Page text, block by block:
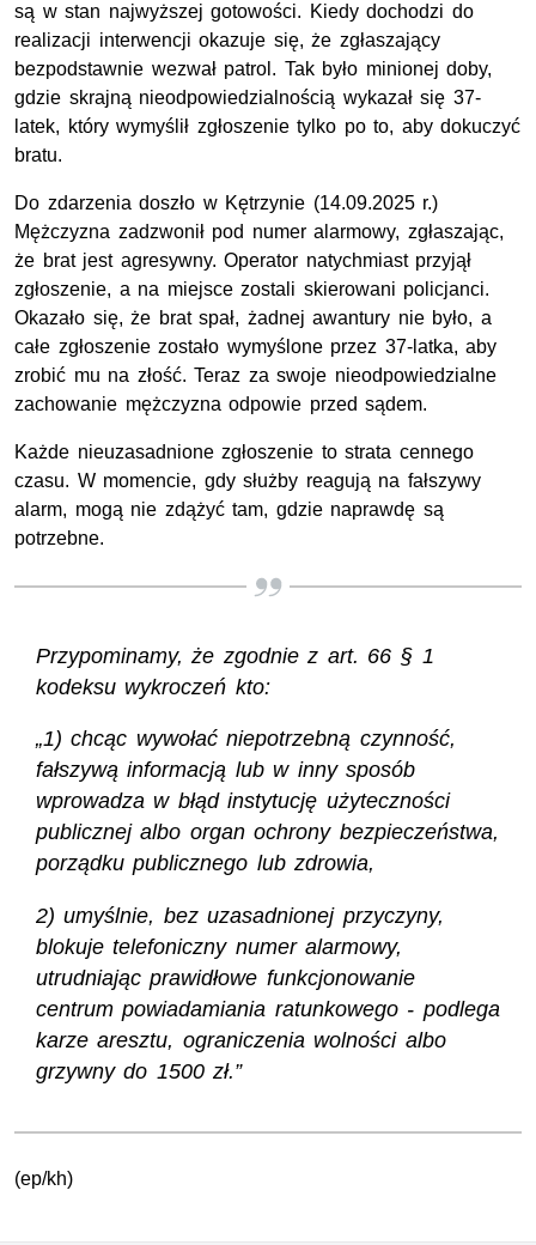
są w stan najwyższej gotowości. Kiedy dochodzi do
realizacji interwencji okazuje się, że zgłaszający
bezpodstawnie wezwał patrol. Tak było minionej doby,
gdzie skrajną nieodpowiedzialnością wykazał się 37-
latek, który wymyślił zgłoszenie tylko po to, aby dokuczyć
bratu.
Do zdarzenia doszło w Kętrzynie (14.09.2025 r.)
Mężczyzna zadzwonił pod numer alarmowy, zgłaszając,
że brat jest agresywny. Operator natychmiast przyjął
zgłoszenie, a na miejsce zostali skierowani policjanci.
Okazało się, że brat spał, żadnej awantury nie było, a
całe zgłoszenie zostało wymyślone przez 37-latka, aby
zrobić mu na złość. Teraz za swoje nieodpowiedzialne
zachowanie mężczyzna odpowie przed sądem.
Każde nieuzasadnione zgłoszenie to strata cennego
czasu. W momencie, gdy służby reagują na fałszywy
alarm, mogą nie zdążyć tam, gdzie naprawdę są
potrzebne.
Przypominamy, że zgodnie z art. 66 § 1
kodeksu wykroczeń kto:
„1) chcąc wywołać niepotrzebną czynność,
fałszywą informacją lub w inny sposób
wprowadza w błąd instytucję użyteczności
publicznej albo organ ochrony bezpieczeństwa,
porządku publicznego lub zdrowia,
2) umyślnie, bez uzasadnionej przyczyny,
blokuje telefoniczny numer alarmowy,
utrudniając prawidłowe funkcjonowanie
centrum powiadamiania ratunkowego - podlega
karze aresztu, ograniczenia wolności albo
grzywny do 1500 zł.”
(ep/kh)